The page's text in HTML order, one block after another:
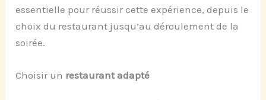
essentielle pour réussir cette expérience, depuis le
choix du restaurant jusqu’au déroulement de la
soirée.
Choisir un restaurant adapté